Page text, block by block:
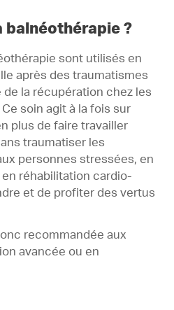
balnéothérapie ?
sont utilisés en
après des traumatismes
de la récupération chez les
soin agit à la fois sur
plus de faire travailler
traumatiser les
personnes stressées, en
réhabilitation cardio-
et de profiter des vertus
recommandée aux
avancée ou en